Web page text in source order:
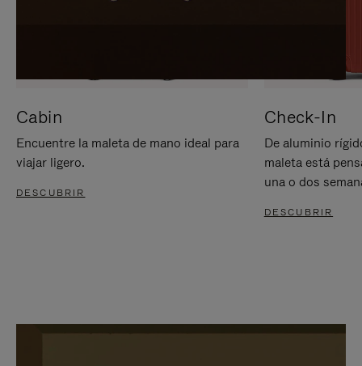
Cabin
Encuentre la maleta de mano ideal para
viajar ligero.
DESCUBRIR
Check-In
De aluminio
maleta está
una o dos
DESCUBRIR